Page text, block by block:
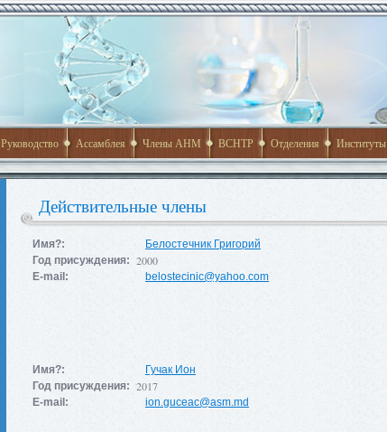
Руководство Ассамблея Члены АНМ ВСНТР Отделения Институты
Действительные члены
Имя?:
Белостечник Григорий
Год присуждения: 2000
E-mail: belostecinic@yahoo.com
Имя?:
Гучак Ион
Год присуждения: 2017
E-mail: ion.guceac@asm.md